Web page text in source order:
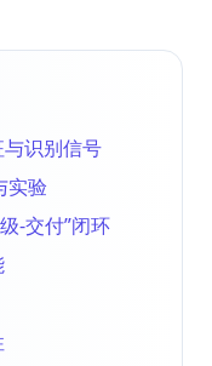
识别信号
实验
-交付”闭环